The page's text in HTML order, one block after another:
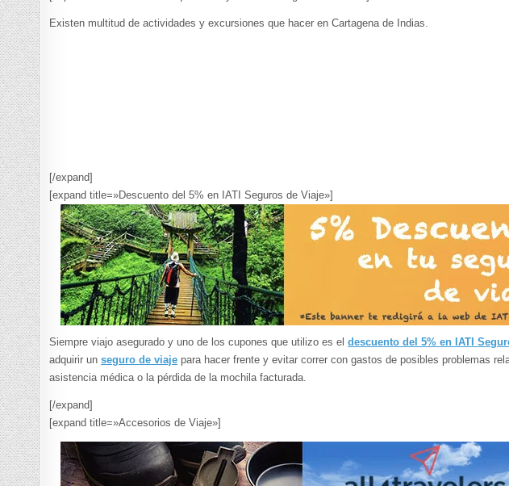
Existen multitud de actividades y excursiones que hacer en Cartagena de Indias.
[/expand]
[expand title=»Descuento del 5% en IATI Seguros de Viaje»]
Siempre viajo asegurado y uno de los cupones que utilizo es eldescuento del 5% en IATI
adquirir unseguro de viaje para hacer frente y evitar correr con gastos de posibles problemas
asistencia médica o la pérdida de la mochila facturada.
[/expand]
[expand title=»Accesorios de Viaje»]